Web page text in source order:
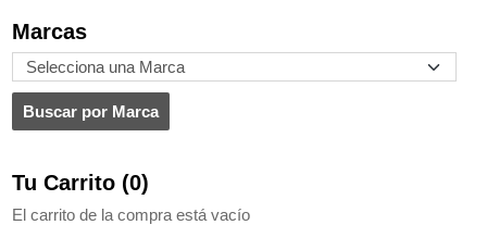
Marcas
Tu Carrito (0)
El carrito de la compra está vacío